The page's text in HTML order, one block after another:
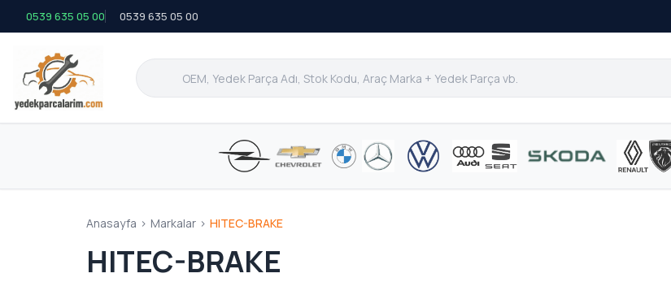
0539 635 05 00 0539 635 05 00
Anasayfa > Markalar > HITEC-BRAKE
HITEC-BRAKE